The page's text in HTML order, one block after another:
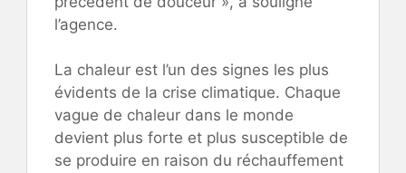
l’agence.
La chaleur est l’un des signes les plus
évidents de la crise climatique. Chaque
vague de chaleur dans le monde
devient plus forte et plus susceptible de
se produire en raison du réchauffement